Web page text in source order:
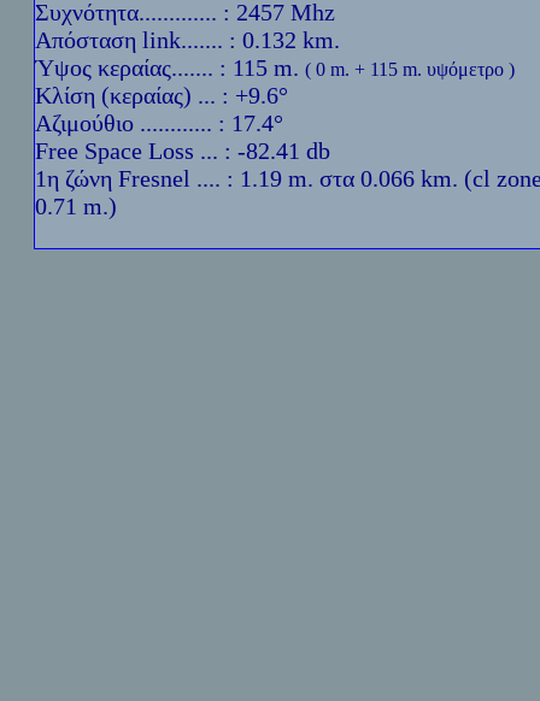
Συχνότητα............. : 2457 Mhz
Απόσταση link....... : 0.132 km.
Ύψoς κεραίας....... : 115 m. ( 0 m. + 115 m. υψόμετρο )
Κλίση (κεραίας) ... : +9.6°
Αζιμούθιο ............ : 17.4°
Free Space Loss ... : -82.41 db
1η ζώνη Fresnel .... : 1.19 m. στα 0.066 km. (cl
0.71 m.)